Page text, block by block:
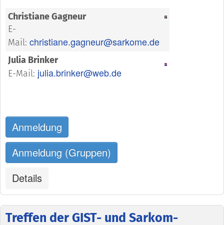
Christiane Gagneur
E-
Mail: christiane.gagneur@sarkome.de
Julia Brinker
E-Mail: julia.brinker@web.de
Anmeldung
Anmeldung (Gruppen)
Details
Treffen der GIST- und Sarkom-